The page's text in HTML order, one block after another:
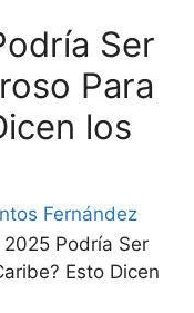
Ser
Para
los
Fernández
2025 Podría Ser
Esto Dicen